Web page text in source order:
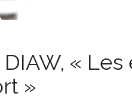
DIAW, «
»